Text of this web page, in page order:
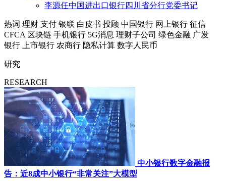
李源任中国进出口银行四川省分行党委书记
热词 理财 支付 银联 白皮书 投顾 中国银行 网上银行 征信
CFCA 区块链 手机银行 5G消息 理财子公司 绿色金融 广发
银行
上市银行 农商行 隐私计算 数字人民币
研究
RESEARCH
中小银行数字金融报
告：近8成中小银行“非常关注”大模型